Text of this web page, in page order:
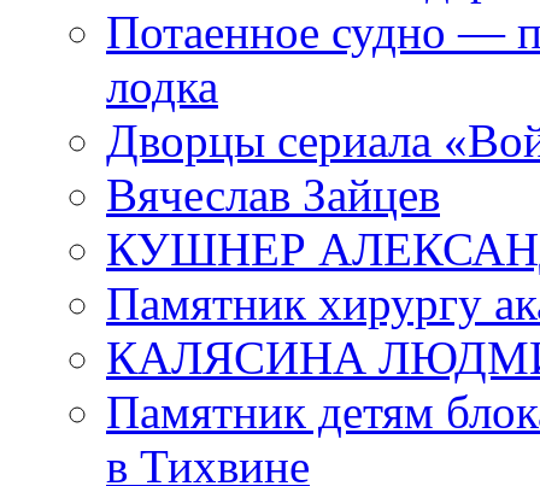
Потаенное судно —
лодка
Дворцы сериала
Вячеслав Зайцев
КУШНЕР
Памятник хирургу
КАЛЯСИНА
Памятник детям
в Тихвине